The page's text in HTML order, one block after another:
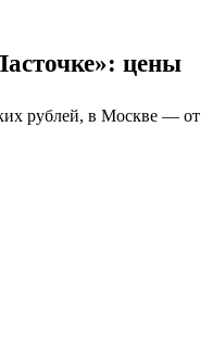
цены
рублей, в Москве — от